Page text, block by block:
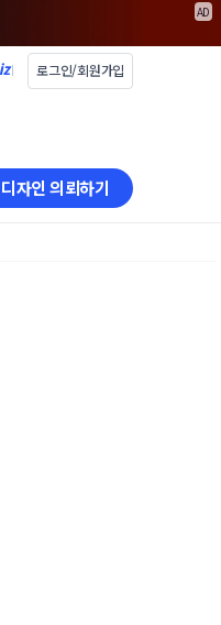
AD
로그인/회원가입
디자인 의뢰하기